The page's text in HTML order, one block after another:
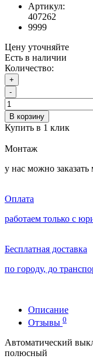
Артикул:
407262
9999
Цену уточняйте
Есть в наличии
Количество:
+
-
В корзину
Купить в 1 клик
Монтаж
у нас можно
Оплата
работаем только с
Бесплатная доставка
по городу, до
Описание
Отзывы 0
Автоматический
полюсный